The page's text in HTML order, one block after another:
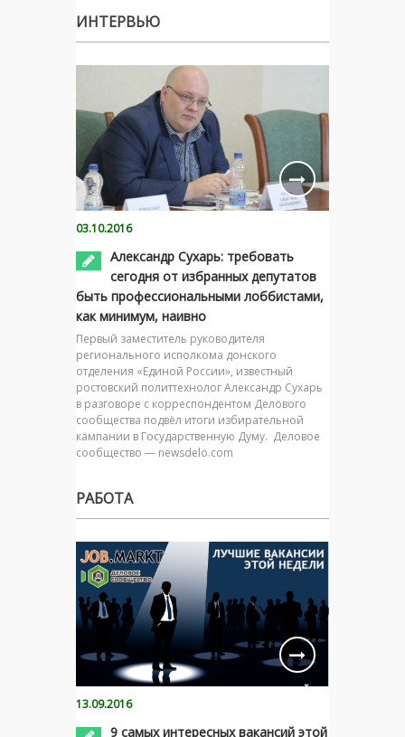
ИНТЕРВЬЮ
03.10.2016
Александр Сухарь: требовать
сегодня от избранных депутатов
быть профессиональными лоббистами,
как минимум, наивно
Первый заместитель руководителя
регионального исполкома донского
отделения «Единой России», известный
ростовский политтехнолог Александр Сухарь
в разговоре с корреспондентом Делового
сообщества подвёл итоги избирательной
кампании в Государственную Думу. Деловое
сообщество — newsdelo.com
РАБОТА
13.09.2016
9 самых интересных вакансий этой